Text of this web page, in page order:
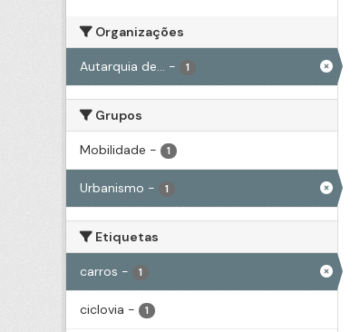
Organizações
Autarquia de... - 1
Grupos
Mobilidade - 1
Urbanismo - 1
Etiquetas
carros - 1
ciclovia - 1